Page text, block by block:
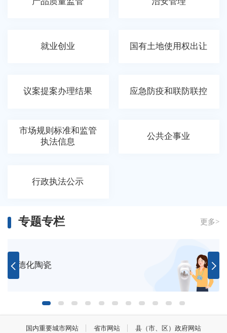
就业创业 国有土地使用权出让
议案提案办理结果 应急防疫和联防联控
市场规则标准和监管
执法信息
公共企事业
行政执法公示
专题专栏 更多>
德化陶瓷
国内重要城市网站 省市网站 县（市、区）政府网站